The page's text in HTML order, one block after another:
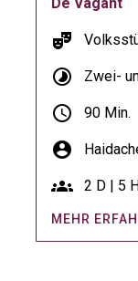
theater_comedy
timelapse Zwei-
schedule 90 Min.
account_circle
groups 2 D | 5
MEHR